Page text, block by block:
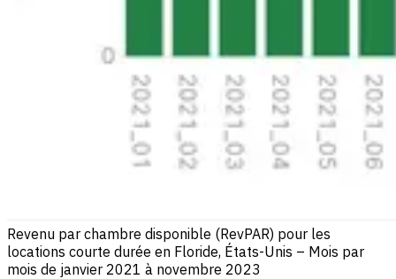
Revenu par chambre disponible (RevPAR) pour les
locations courte durée en Floride, États-Unis – Mois par
mois de janvier 2021 à novembre 2023